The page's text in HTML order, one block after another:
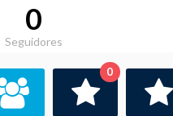
0
Seguidores
0